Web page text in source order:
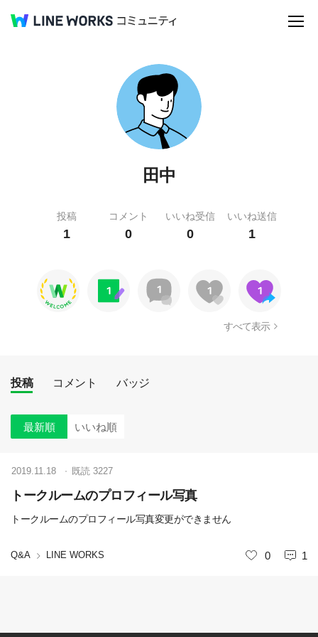
田中
投稿
1
コメント
0
いいね受信
0
いいね送信
1
すべて表示
投稿 コメント バッジ
最新順 いいね順
トークルームのプロフィール写真
トークルームのプロフィール写真変更ができません
Q&A LINE WORKS
2019.11.18 既読 3227
いいね
0 1